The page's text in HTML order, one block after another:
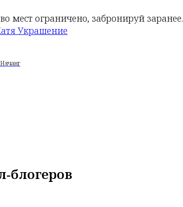
мест ограничено, забронируй заранее.
Украшение